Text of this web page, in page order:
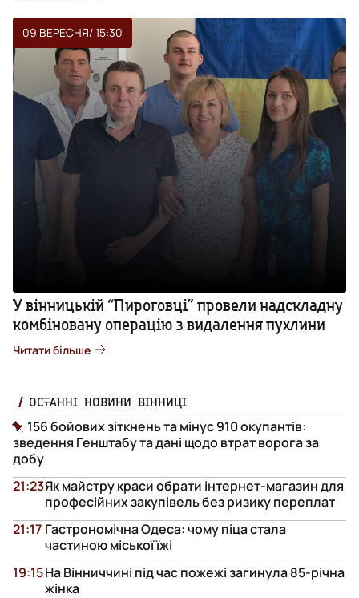
09 ВЕРЕСНЯ/ 15:30
У вінницькій “Пироговці” провели надскладну
комбіновану операцію з видалення пухлини
Читати більше
ОСТАННІ НОВИНИ ВІННИЦІ
156 бойових зіткнень та мінус 910 окупантів:
зведення Генштабу та дані щодо втрат ворога за
добу
Як майстру краси обрати інтернет-магазин для
професійних закупівель без ризику переплат
21:23
Гастрономічна Одеса: чому піца стала
частиною міської їжі
21:17
На Вінниччині під час пожежі загинула 85-річна
жінка
19:15